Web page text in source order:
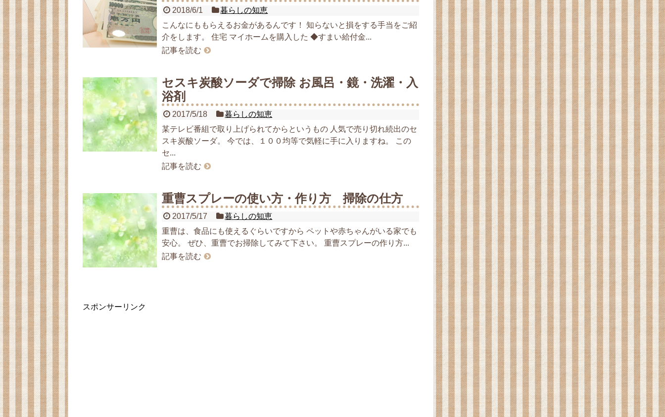
2018/6/1
暮らしの知恵
こんなにももらえるお金があるんです！ 知らないと損をする手当をご紹
介をします。 住宅 マイホームを購入した ◆すまい給付金...
記事を読む
セスキ炭酸ソーダで掃除 お風呂・鏡・洗濯・入
浴剤
2017/5/18
暮らしの知恵
某テレビ番組で取り上げられてからというもの 人気で売り切れ続出のセ
スキ炭酸ソーダ。 今では、１００均等で気軽に手に入りますね。 この
セ...
記事を読む
重曹スプレーの使い方・作り方 掃除の仕方
2017/5/17
暮らしの知恵
重曹は、食品にも使えるぐらいですから ペットや赤ちゃんがいる家でも
安心。 ぜひ、重曹でお掃除してみて下さい。 重曹スプレーの作り方...
記事を読む
スポンサーリンク